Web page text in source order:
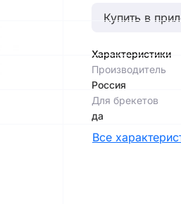
Купить в
Характеристики
Производитель
Россия
Для брекетов
да
Все